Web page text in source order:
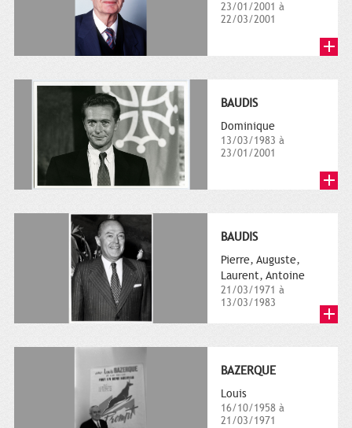
23/01/2001 à
22/03/2001
BAUDIS
Dominique
13/03/1983 à
23/01/2001
BAUDIS
Pierre, Auguste,
Laurent, Antoine
21/03/1971 à
13/03/1983
BAZERQUE
Louis
16/10/1958 à
21/03/1971